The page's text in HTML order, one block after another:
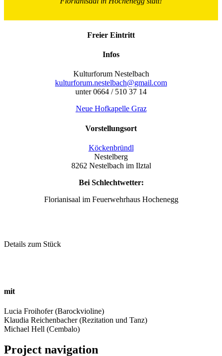
Freier Eintritt
Infos
Kulturforum Nestelbach
kulturforum.nestelbach@gmail.com
unter 0664 / 510 37 14
Neue Hofkapelle Graz
Vorstellungsort
Köckenbründl
Nestelberg
8262 Nestelbach im Ilztal
Bei Schlechtwetter:
Florianisaal im Feuerwehrhaus Hochenegg
Details zum Stück
mit
Lucia Froihofer (Barockvioline)
Klaudia Reichenbacher (Rezitation und Tanz)
Michael Hell (Cembalo)
Project navigation